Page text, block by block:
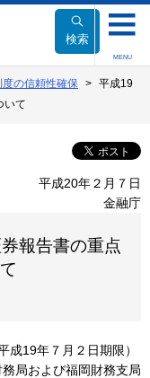
検索
MENU
の信頼性確保
平成19
いて
平成20年２月７日
金融庁
報告書の重点
成19年７月２日期限）
局および福岡財務支局